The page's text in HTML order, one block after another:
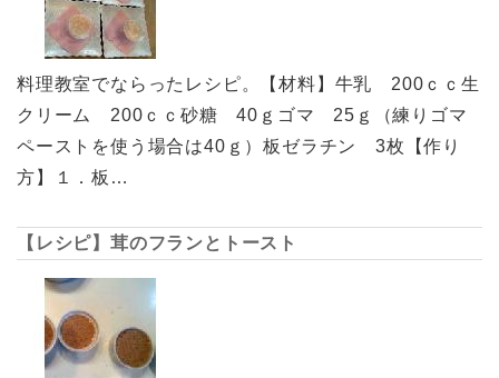
料理教室でならったレシピ。【材料】牛乳 200ｃｃ生
クリーム 200ｃｃ砂糖 40ｇゴマ 25ｇ（練りゴマ
ペーストを使う場合は40ｇ）板ゼラチン 3枚【作り
方】１．板…
【レシピ】茸のフランとトースト